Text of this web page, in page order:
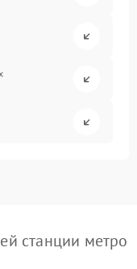
станции метро